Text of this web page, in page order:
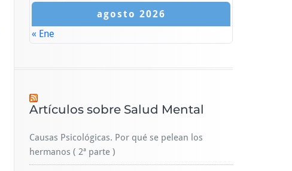
agosto 2026
« Ene
Artículos sobre Salud Mental
Causas Psicológicas. Por qué se pelean los
hermanos ( 2ª parte )